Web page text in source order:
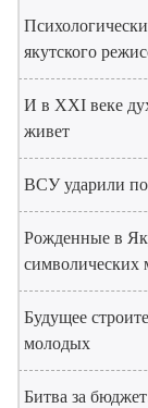
якутского
И в XXI веке
живет
ВСУ ударили
Рожденные в
символических
Будущее
молодых
Битва за